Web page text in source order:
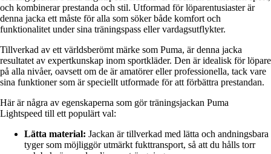
och kombinerar prestanda och stil. Utformad för löparentusiaster är
denna jacka ett måste för alla som söker både komfort och
funktionalitet under sina träningspass eller vardagsutflykter.
Tillverkad av ett världsberömt märke som Puma, är denna jacka
resultatet av expertkunskap inom sportkläder. Den är idealisk för löpare
på alla nivåer, oavsett om de är amatörer eller professionella, tack vare
sina funktioner som är speciellt utformade för att förbättra prestandan.
Här är några av egenskaperna som gör träningsjackan Puma
Lightspeed till ett populärt val:
Lätta material: Jackan är tillverkad med lätta och andningsbara
tyger som möjliggör utmärkt fukttransport, så att du hålls torr